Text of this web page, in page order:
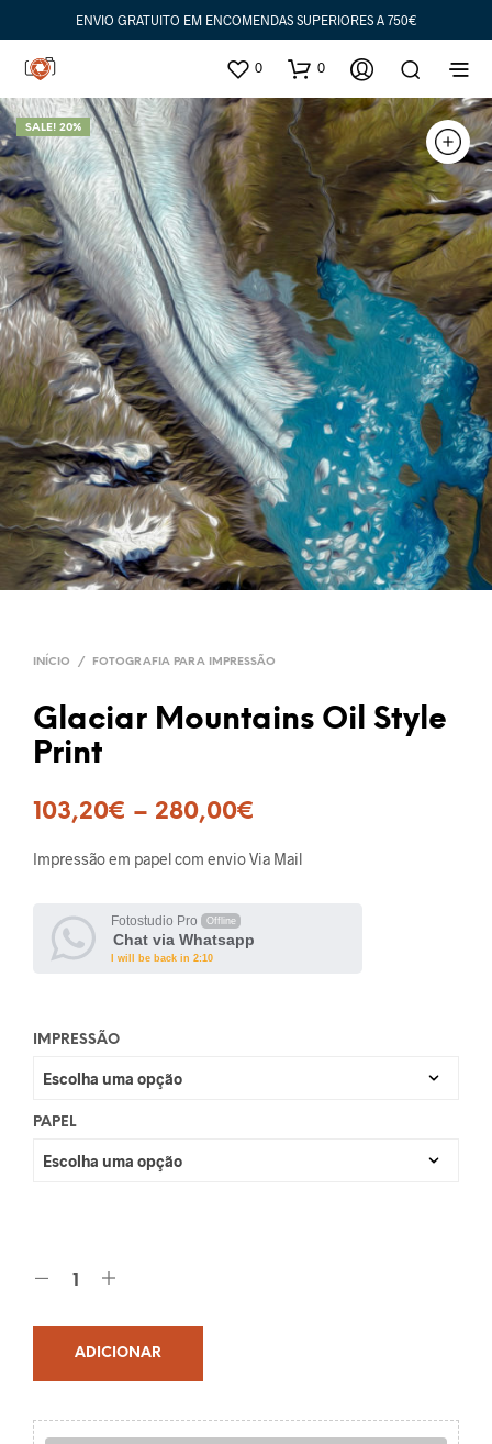
ENVIO GRATUITO EM ENCOMENDAS SUPERIORES A 750€
0 0
SALE! 20%
INÍCIO / FOTOGRAFIA PARA IMPRESSÃO
Glaciar Mountains Oil Style
Print
103,20€ – 280,00€
Impressão em papel com envio Via Mail
Fotostudio Pro Offline
Chat via Whatsapp
I will be back in 2:10
IMPRESSÃO
PAPEL
ADICIONAR